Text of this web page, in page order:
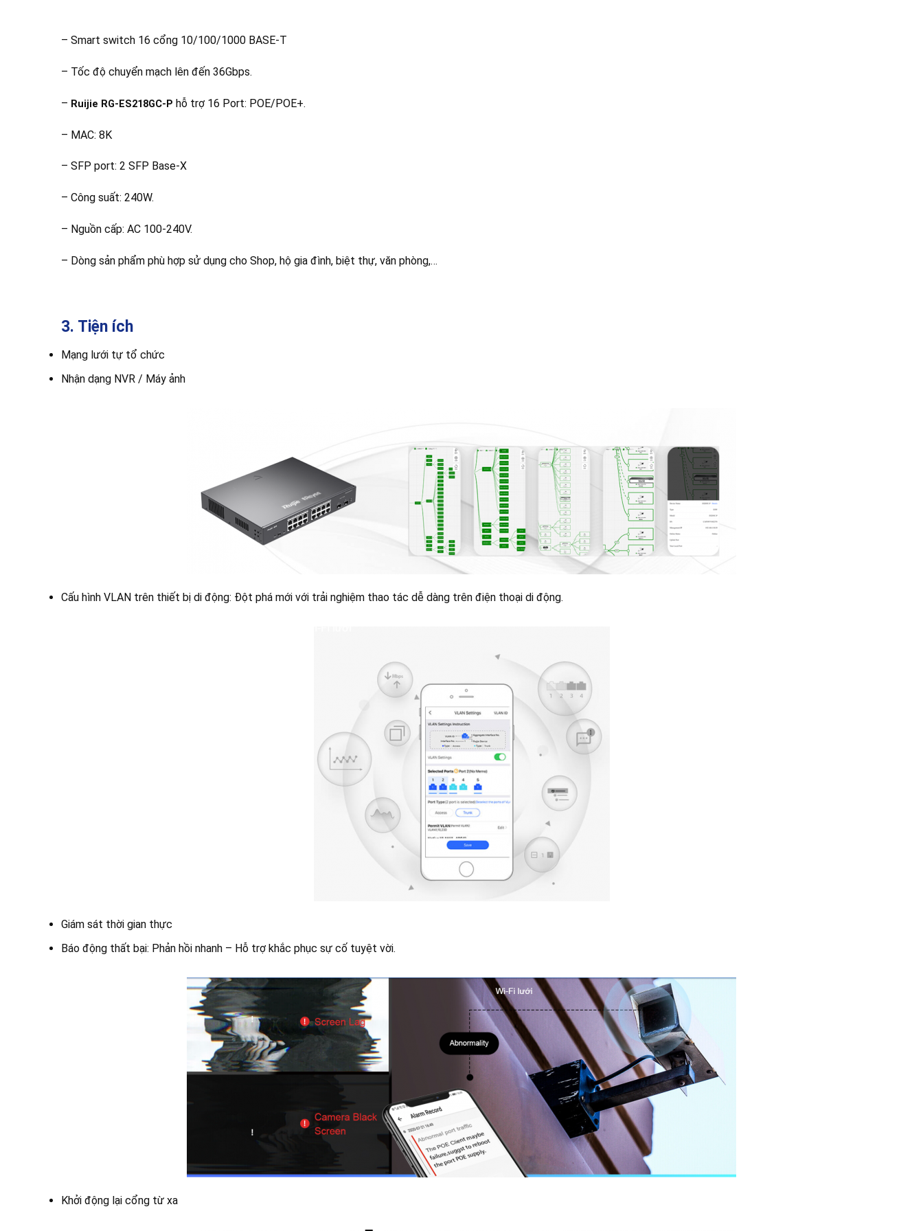
– Smart switch 16 cổng 10/100/1000 BASE-T
– Tốc độ chuyển mạch lên đến 36Gbps.
– Ruijie RG-ES218GC-P hỗ trợ 16 Port: POE/POE+.
– MAC: 8K
– SFP port: 2 SFP Base-X
– Công suất: 240W.
– Nguồn cấp: AC 100-240V.
– Dòng sản phẩm phù hợp sử dụng cho Shop, hộ gia đình, biệt thự, văn phòng,…
3. Tiện ích
Mạng lưới tự tổ chức
Nhận dạng NVR / Máy ảnh
Cấu hình VLAN trên thiết bị di động: Đột phá mới với trải nghiệm thao tác dễ dàng trên điện thoại di động.
Giám sát thời gian thực
Báo động thất bại: Phản hồi nhanh – Hỗ trợ khắc phục sự cố tuyệt vời.
Khởi động lại cổng từ xa